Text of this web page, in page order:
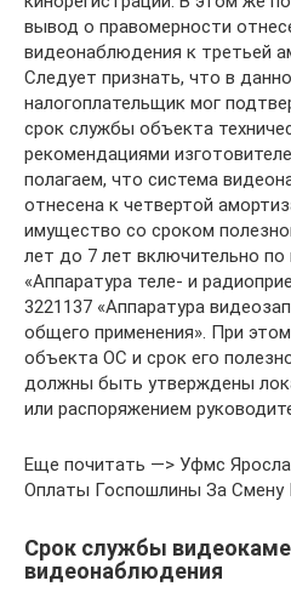
вывод о правомерности
видеонаблюдения к третьей
Следует признать, что в
налогоплательщик мог
срок службы объекта
рекомендациями
полагаем, что система
отнесена к четвертой
имущество со сроком
лет до 7 лет включительно
«Аппаратура теле- и
3221137 «Аппаратура
общего применения». При
объекта ОС и срок его
должны быть утверждены
или распоряжением
Еще почитать —> Уфмс
Оплаты Госпошлины За Смену
Срок службы
видеонаблюдения